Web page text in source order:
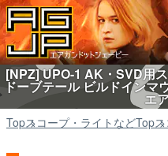
[NPZ] UPO-1 AK・SVD用
ドーブテール ビルドインマ
エ
Topスコープ・ライトなどTop